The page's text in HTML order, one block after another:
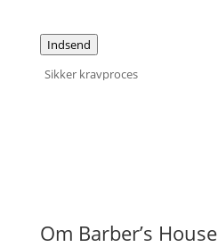
Indsend
Sikker kravproces
Om Barber’s House